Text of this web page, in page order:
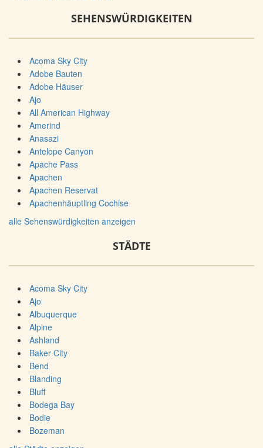
SEHENSWÜRDIGKEITEN
Acoma Sky City
Adobe Bauten
Adobe Häuser
Ajo
All American Highway
Amerind
Anasazi
Antelope Canyon
Apache Pass
Apachen
Apachen Reservat
Apachenhäuptling Cochise
alle Sehenswürdigkeiten anzeigen
STÄDTE
Acoma Sky City
Ajo
Albuquerque
Alpine
Ashland
Baker City
Bend
Blanding
Bluff
Bodega Bay
Bodie
Bozeman